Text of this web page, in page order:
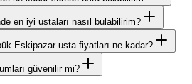
en iyi ustaları nasıl bulabilirim?
Eskipazar usta fiyatları ne kadar?
güvenilir mi?